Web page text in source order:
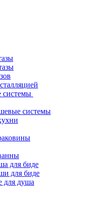
системы
системы
для биде
для биде
для душа